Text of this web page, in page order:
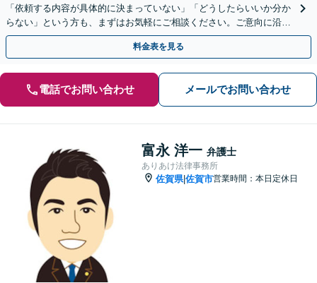
「依頼する内容が具体的に決まっていない」「どうしたらいいか分か
らない」という方も、まずはお気軽にご相談ください。ご意向に沿っ
た解決を目指します！
料金表を見る
電話でお問い合わせ メールでお問い合わせ
富永 洋一 弁護士
ありあけ法律事務所
佐賀県|佐賀市営業時間：本日定休日